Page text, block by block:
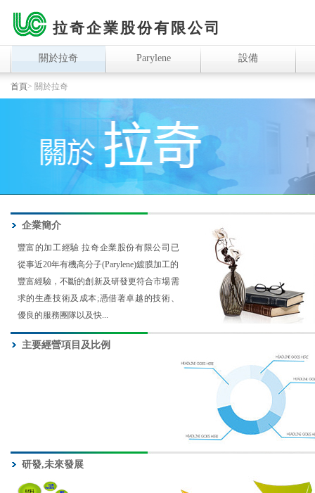
拉奇企業股份有限公司
關於拉奇 Parylene 設備
首頁> 關於拉奇
企業簡介
豐富的加工經驗 拉奇企業股份有限公司已
從事近20年有機高分子(Parylene)鍍膜加工的
豐富經驗，不斷的創新及研發更符合市場需
求的生產技術及成本;憑借著卓越的技術、
優良的服務團隊以及快...
主要經營項目及比例
研發,未來發展